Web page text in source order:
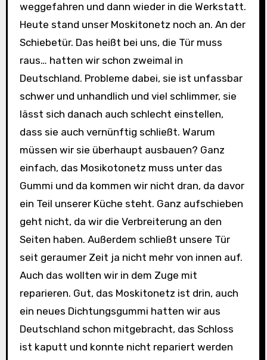
weggefahren und dann wieder in die Werkstatt.
Heute stand unser Moskitonetz noch an. An der
Schiebetür. Das heißt bei uns, die Tür muss
raus… hatten wir schon zweimal in
Deutschland. Probleme dabei, sie ist unfassbar
schwer und unhandlich und viel schlimmer, sie
lässt sich danach auch schlecht einstellen,
dass sie auch vernünftig schließt. Warum
müssen wir sie überhaupt ausbauen? Ganz
einfach, das Mosikotonetz muss unter das
Gummi und da kommen wir nicht dran, da davor
ein Teil unserer Küche steht. Ganz aufschieben
geht nicht, da wir die Verbreiterung an den
Seiten haben. Außerdem schließt unsere Tür
seit geraumer Zeit ja nicht mehr von innen auf.
Auch das wollten wir in dem Zuge mit
reparieren. Gut, das Moskitonetz ist drin, auch
ein neues Dichtungsgummi hatten wir aus
Deutschland schon mitgebracht, das Schloss
ist kaputt und konnte nicht repariert werden